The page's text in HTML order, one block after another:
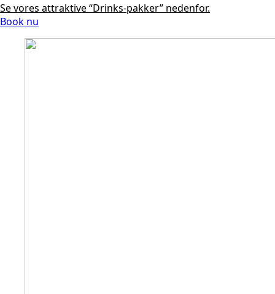
Se vores attraktive “Drinks-pakker” nedenfor.
Book nu